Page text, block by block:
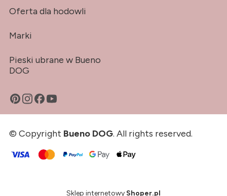
Oferta dla hodowli
Marki
Pieski ubrane w Bueno
DOG
© Copyright Bueno DOG. All rights reserved.
Sklep internetowy Shoper.pl